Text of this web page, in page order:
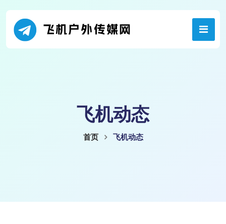
飞机动态
首页 飞机动态